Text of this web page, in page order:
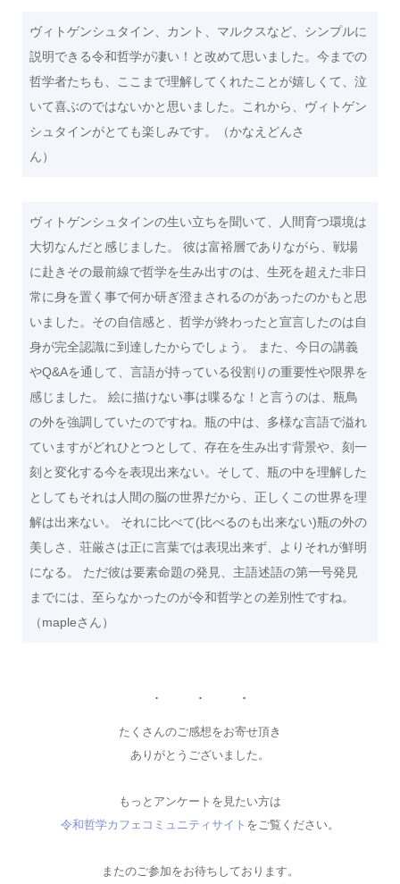
ヴィトゲンシュタイン、カント、マルクスなど、シンプルに
説明できる令和哲学が凄い！と改めて思いました。今までの
哲学者たちも、ここまで理解してくれたことが嬉しくて、泣
いて喜ぶのではないかと思いました。これから、ヴィトゲン
シュタインがとても楽しみです。（かなえどんさ
ん）
ヴィトゲンシュタインの生い立ちを聞いて、人間育つ環境は
大切なんだと感じました。 彼は富裕層でありながら、戦場
に赴きその最前線で哲学を生み出すのは、生死を超えた非日
常に身を置く事で何か研ぎ澄まされるのがあったのかもと思
いました。その自信感と、哲学が終わったと宣言したのは自
身が完全認識に到達したからでしょう。 また、今日の講義
やQ&Aを通して、言語が持っている役割りの重要性や限界を
感じました。 絵に描けない事は喋るな！と言うのは、瓶鳥
の外を強調していたのですね。瓶の中は、多様な言語で溢れ
ていますがどれひとつとして、存在を生み出す背景や、刻一
刻と変化する今を表現出来ない。そして、瓶の中を理解した
としてもそれは人間の脳の世界だから、正しくこの世界を理
解は出来ない。 それに比べて(比べるのも出来ない)瓶の外の
美しさ、荘厳さは正に言葉では表現出来ず、よりそれが鮮明
になる。 ただ彼は要素命題の発見、主語述語の第一号発見
までには、至らなかったのが令和哲学との差別性ですね。
（mapleさん）
たくさんのご感想をお寄せ頂き
ありがとうございました。
もっとアンケートを見たい方は
令和哲学カフェコミュニティサイト をご覧ください。
またのご参加をお待ちしております。